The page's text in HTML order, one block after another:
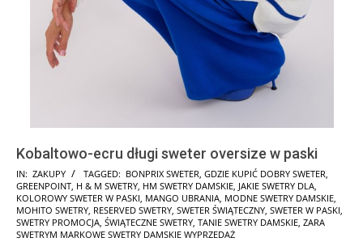
Kobaltowo-ecru długi sweter oversize w paski
2025-
11-
07
IN: ZAKUPY TAGGED: BONPRIX SWETER, GDZIE KUPIĆ DOBRY SWETER,
GREENPOINT, H & M SWETRY, HM SWETRY DAMSKIE, JAKIE SWETRY DLA,
KOLOROWY SWETER W PASKI, MANGO UBRANIA, MODNE SWETRY DAMSKIE,
MOHITO SWETRY, RESERVED SWETRY, SWETER ŚWIĄTECZNY, SWETER W PASKI,
SWETRY PROMOCJA, ŚWIĄTECZNE SWETRY, TANIE SWETRY DAMSKIE, ZARA
SWETRYM MARKOWE SWETRY DAMSKIE WYPRZEDAŻ